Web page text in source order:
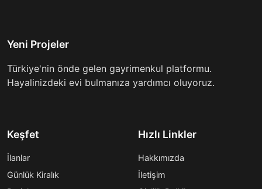
Yeni Projeler
Türkiye'nin önde gelen gayrimenkul platformu.
Hayalinizdeki evi bulmanıza yardımcı oluyoruz.
Keşfet
İlanlar
Günlük Kiralık
Hızlı Linkler
Hakkımızda
İletişim